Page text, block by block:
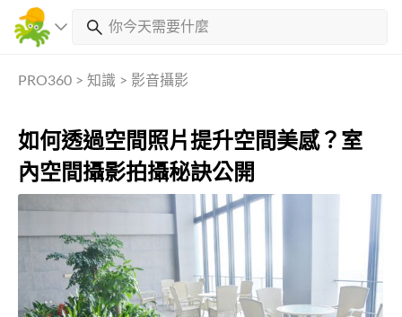
PRO360 > 知識 > 影音攝影
如何透過空間照片提升空間美感？室
內空間攝影拍攝秘訣公開